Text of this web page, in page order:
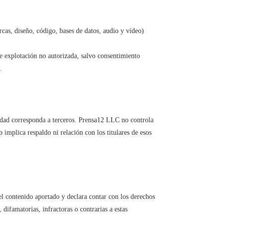
diseño, código, bases de datos, audio y vídeo)
no autorizada, salvo consentimiento
corresponda a terceros. Prensa12 LLC no controla
respaldo ni relación con los titulares de esos
aportado y declara contar con los derechos
infractoras o contrarias a estas